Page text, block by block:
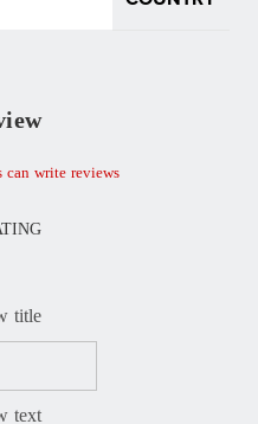
can write reviews
title:
text: